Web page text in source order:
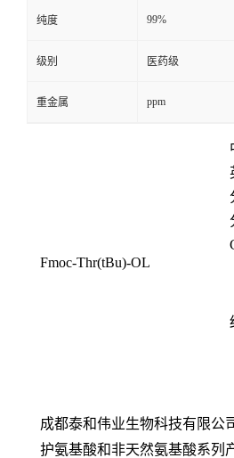
纯度 99%
级别 医药级
重金属 ppm
Fmoc-Thr(tBu)-OL
成都泰和伟业生物科技有限公
护氨基酸和非天然氨基酸系列